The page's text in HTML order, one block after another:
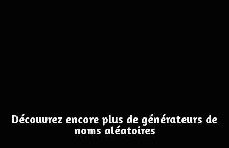
Découvrez encore plus de générateurs de
noms aléatoires